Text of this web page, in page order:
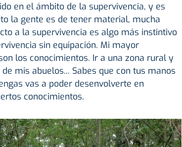
en el ámbito de la supervivencia, y es
la gente es de tener material, mucha
a la supervivencia es algo más instintivo
sin equipación. Mi mayor
los conocimientos. Ir a una zona rural y
mis abuelos... Sabes que con tus manos
vas a poder desenvolverte en
conocimientos.